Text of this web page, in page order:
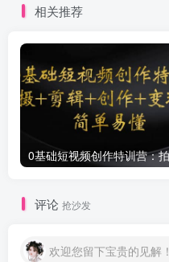
相关推荐
评论 抢沙发
欢迎您留下宝贵的见解！